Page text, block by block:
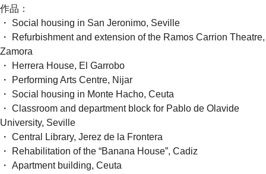
作品：
・ Social housing in San Jeronimo, Seville
・ Refurbishment and extension of the Ramos Carrion Theatre,
Zamora
・ Herrera House, El Garrobo
・ Performing Arts Centre, Nijar
・ Social housing in Monte Hacho, Ceuta
・ Classroom and department block for Pablo de Olavide
University, Seville
・ Central Library, Jerez de la Frontera
・ Rehabilitation of the “Banana House”, Cadiz
・ Apartment building, Ceuta